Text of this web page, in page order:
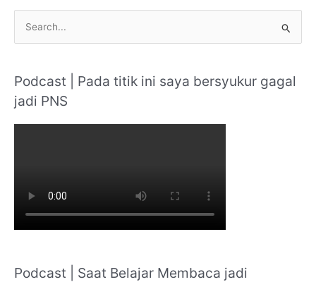
r
c
h
Podcast | Pada titik ini saya bersyukur gagal
jadi PNS
Podcast | Saat Belajar Membaca jadi